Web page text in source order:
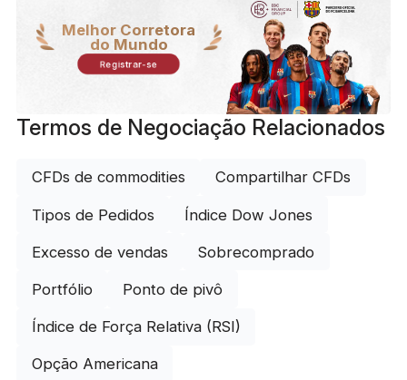
Melhor Corretora
do Mundo
Registrar-se
Termos de Negociação Relacionados
CFDs de commodities Compartilhar CFDs
Tipos de Pedidos Índice Dow Jones
Excesso de vendas Sobrecomprado
Portfólio Ponto de pivô
Índice de Força Relativa (RSI)
Opção Americana